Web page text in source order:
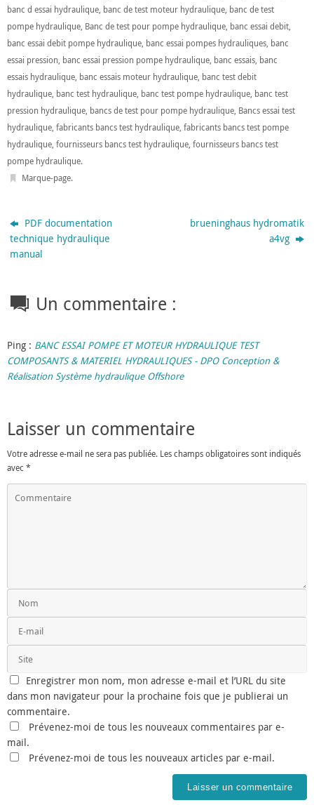
banc d essai hydraulique, banc de test moteur hydraulique, banc de test
pompe hydraulique, Banc de test pour pompe hydraulique, banc essai debit,
banc essai debit pompe hydraulique, banc essai pompes hydrauliques, banc
essai pression, banc essai pression pompe hydraulique, banc essais, banc
essais hydraulique, banc essais moteur hydraulique, banc test debit
hydraulique, banc test hydraulique, banc test pompe hydraulique, banc test
pression hydraulique, bancs de test pour pompe hydraulique, Bancs essai test
hydraulique, fabricants bancs test hydraulique, fabricants bancs test pompe
hydraulique, fournisseurs bancs test hydraulique, fournisseurs bancs test
pompe hydraulique.
Marque-page.
PDF documentation
technique hydraulique
manual
brueninghaus hydromatik
a4vg
Un commentaire :
Ping : BANC ESSAI POMPE ET MOTEUR HYDRAULIQUE TEST
COMPOSANTS & MATERIEL HYDRAULIQUES - DPO Conception &
Réalisation Système hydraulique Offshore
Laisser un commentaire
Votre adresse e-mail ne sera pas publiée. Les champs obligatoires sont indiqués
avec *
Enregistrer mon nom, mon adresse e-mail et l’URL du site
dans mon navigateur pour la prochaine fois que je publierai un
commentaire.
Prévenez-moi de tous les nouveaux commentaires par e-
mail.
Prévenez-moi de tous les nouveaux articles par e-mail.